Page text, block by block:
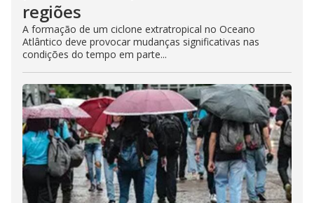
regiões
A formação de um ciclone extratropical no Oceano
Atlântico deve provocar mudanças significativas nas
condições do tempo em parte...